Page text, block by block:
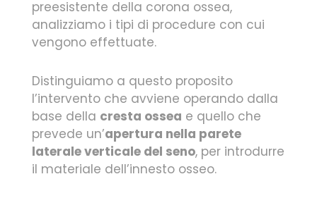
preesistente della corona ossea,
analizziamo i tipi di procedure con cui
vengono effettuate.
Distinguiamo a questo proposito
l’intervento che avviene operando dalla
base della cresta ossea e quello che
prevede un’apertura nella parete
laterale verticale del seno, per introdurre
il materiale dell’innesto osseo.